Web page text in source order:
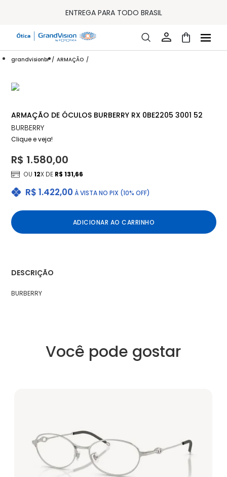
ENTREGA PARA TODO BRASIL
32% OFF NO COMBO - CONS. REG.
FRETE GRÁTIS EM TODO O SITE
15% OFF NA PRIMEIRA COMPRA (CONSULTE REGULAMENTO)
grandvisionbr ARMAÇÃO
ARMAÇÃO DE ÓCULOS BURBERRY RX 0BE2205 3001 52
BURBERRY
Clique e veja!
R$ 1.422,00 À VISTA NO PIX (10% OFF)
R$ 1.580,00
OU12X DE R$ 131,66
ADICIONAR AO CARRINHO
DESCRIÇÃO
BURBERRY
Você pode gostar